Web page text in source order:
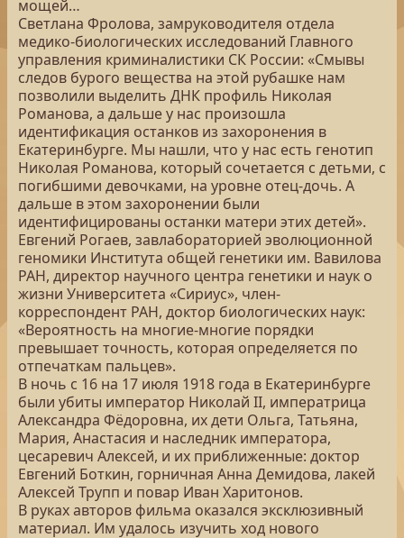
мощей…
Светлана Фролова, замруководителя отдела
медико-биологических исследований Главного
управления криминалистики СК России: «Смывы
следов бурого вещества на этой рубашке нам
позволили выделить ДНК профиль Николая
Романова, а дальше у нас произошла
идентификация останков из захоронения в
Екатеринбурге. Мы нашли, что у нас есть генотип
Николая Романова, который сочетается с детьми, с
погибшими девочками, на уровне отец-дочь. А
дальше в этом захоронении были
идентифицированы останки матери этих детей».
Евгений Рогаев, завлабораторией эволюционной
геномики Института общей генетики им. Вавилова
РАН, директор научного центра генетики и наук о
жизни Университета «Сириус», член-
корреспондент РАН, доктор биологических наук:
«Вероятность на многие-многие порядки
превышает точность, которая определяется по
отпечаткам пальцев».
В ночь с 16 на 17 июля 1918 года в Екатеринбурге
были убиты император Николай II, императрица
Александра Фёдоровна, их дети Ольга, Татьяна,
Мария, Анастасия и наследник императора,
цесаревич Алексей, и их приближенные: доктор
Евгений Боткин, горничная Анна Демидова, лакей
Алексей Трупп и повар Иван Харитонов.
В руках авторов фильма оказался эксклюзивный
материал. Им удалось изучить ход нового